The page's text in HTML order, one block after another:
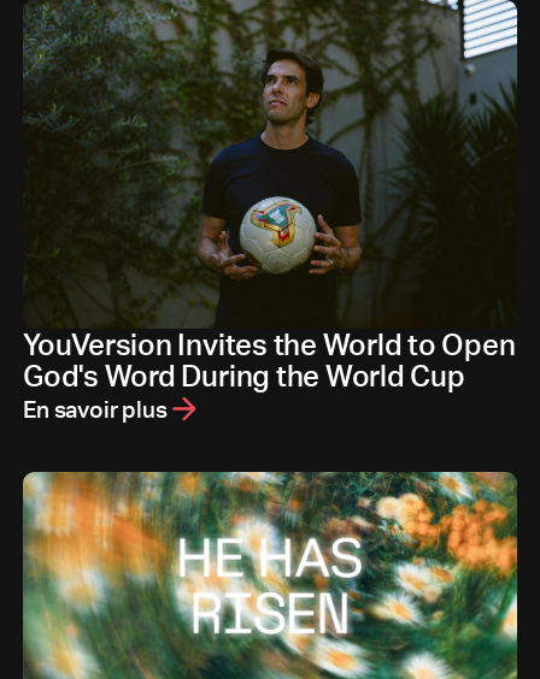
YouVersion Invites the World to Open
God's Word During the World Cup
En savoir plus